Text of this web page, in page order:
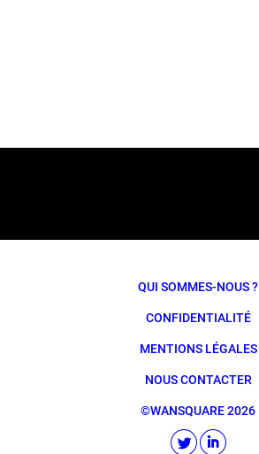
QUI SOMMES-NOUS ?
CONFIDENTIALITÉ
MENTIONS LÉGALES
NOUS CONTACTER
©WANSQUARE 2026